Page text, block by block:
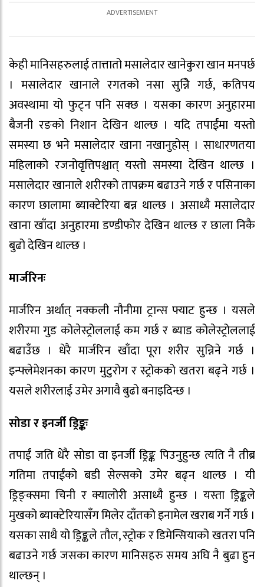
केही मानिसहरुलाई तात्तातो मसालेदार खानेकुरा खान मनपर्छ
। मसालेदार खानाले रगतको नसा सुन्निे गर्छ, कतिपय
अवस्थामा यो फुट्न पनि सक्छ । यसका कारण अनुहारमा
बैजनी रङको निशान देखिन थाल्छ । यदि तपार्ईंमा यस्तो
समस्या छ भने मसालेदार खाना नखानुहोस् । साधारणतया
महिलाको रजनोवृत्तिपश्चात् यस्तो समस्या देखिन थाल्छ ।
मसालेदार खानाले शरीरको तापक्रम बढाउने गर्छ र पसिनाका
कारण छालामा ब्याक्टेरिया बन्न थाल्छ । असाध्यै मसालेदार
खाना खाँदा अनुहारमा डण्डीफोर देखिन थाल्छ र छाला निकै
बुढो देखिन थाल्छ ।
मार्जरिनः
मार्जरिन अर्थात् नक्कली नौनीमा ट्रान्स फ्याट हुन्छ । यसले
शरीरमा गुड कोलेस्ट्रोललाई कम गर्छ र ब्याड कोलेस्ट्रोललाई
बढाउँछ । धेरै मार्जरिन खाँदा पूरा शरीर सुन्निने गर्छ ।
इन्फ्लेमेशनका कारण मुटुरोग र स्ट्रोकको खतरा बढ्ने गर्छ ।
यसले शरीरलाई उमेर अगावै बुढो बनाइदिन्छ ।
सोडा र इनर्जी ड्रिङ्कः
तपाईं जति धेरै सोडा वा इनर्जी ड्रिङ्क पिउनुहुन्छ त्यति नै तीब्र
गतिमा तपाईंको बडी सेल्सको उमेर बढ्न थाल्छ । यी
ड्रिङ्क्समा चिनी र क्यालोरी असाध्यै हुन्छ । यस्ता ड्रिङ्कले
मुखको ब्याक्टेरियासँग मिलेर दाँतको इनामेल खराब गर्ने गर्छ ।
यसका साथै यो ड्रिङ्कले तौल, स्ट्रोक र डिमेन्सियाको खतरा पनि
बढाउने गर्छ जसका कारण मानिसहरु समय अघि नै बुढा हुन
थाल्छन् ।